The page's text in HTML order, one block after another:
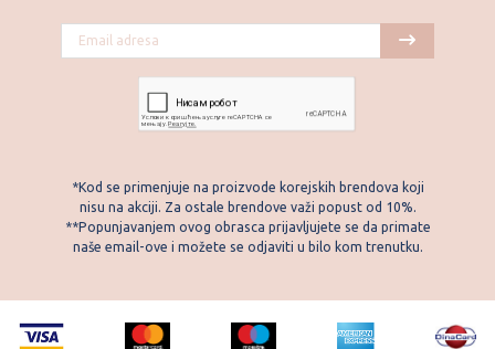
*Kod se primenjuje na proizvode korejskih brendova koji
nisu na akciji. Za ostale brendove važi popust od 10%.
**Popunjavanjem ovog obrasca prijavljujete se da primate
naše email-ove i možete se odjaviti u bilo kom trenutku.